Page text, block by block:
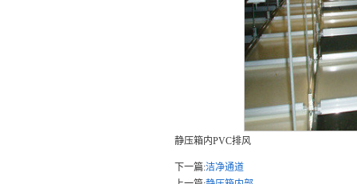
静压箱内PVC排风
下一篇:洁净通道